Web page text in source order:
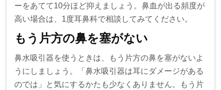
ーをあてて10分ほど抑えましょう。鼻血が出る頻度が
高い場合は、1度耳鼻科で相談してみてください。
もう片方の鼻を塞がない
鼻水吸引器を使うときは、もう片方の鼻を塞がないよ
うにしましょう。「鼻水吸引器は耳にダメージがある
のでは」と気にするかたも少なくありません。もう片